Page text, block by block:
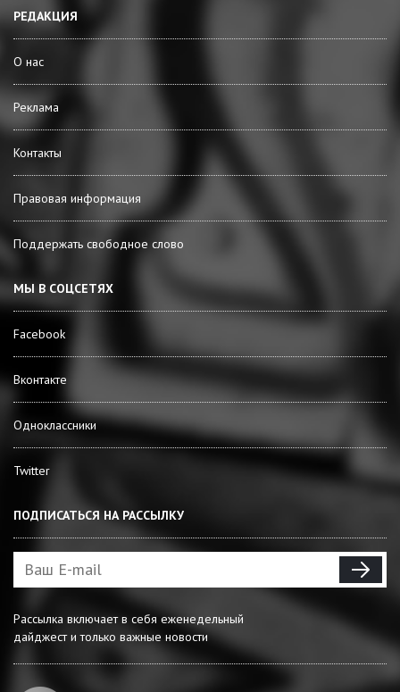
РЕДАКЦИЯ
О нас
Реклама
Контакты
Правовая информация
Поддержать свободное слово
МЫ В СОЦСЕТЯХ
Facebook
Вконтакте
Одноклассники
Twitter
ПОДПИСАТЬСЯ НА РАССЫЛКУ
Рассылка включает в себя еженедельный
дайджест и только важные новости